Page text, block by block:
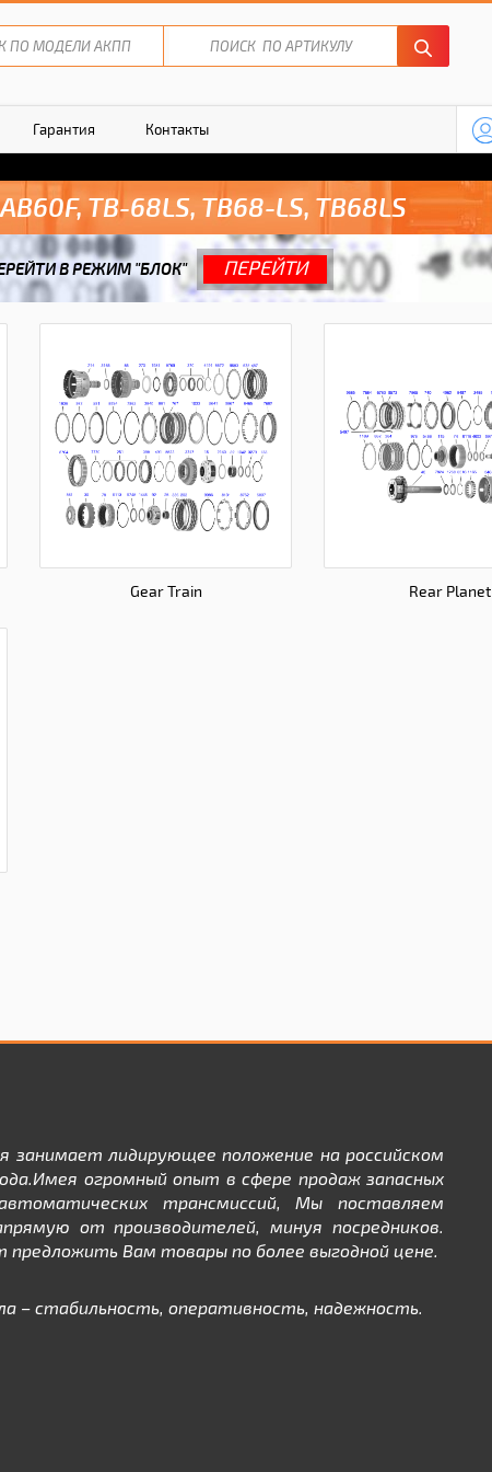
Гарантия Контакты
TB-68LS, TB68-LS, TB68LS
В РЕЖИМ "БЛОК" ПЕРЕЙТИ
Gear Train Rear Planet
занимает лидирующее положение на российском
огромный опыт в сфере продаж запасных
трансмиссий, Мы поставляем
от производителей, минуя посредников.
предложить Вам товары по более выгодной цене.
– стабильность, оперативность, надежность.